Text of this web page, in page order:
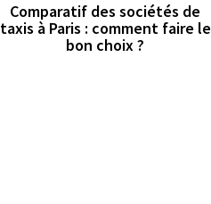
Comparatif des sociétés de
taxis à Paris : comment faire le
bon choix ?